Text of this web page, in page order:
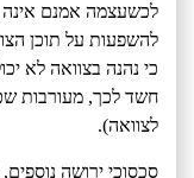
לכשעצמה אמנם אינה
להשפעות על תוכן
כי נהנה בצוואה לא
חשד לכך, מעורבות
לצוואה).
סכסוכי ירושה